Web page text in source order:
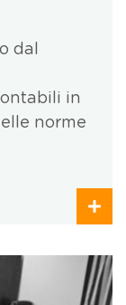
dal
in
norme